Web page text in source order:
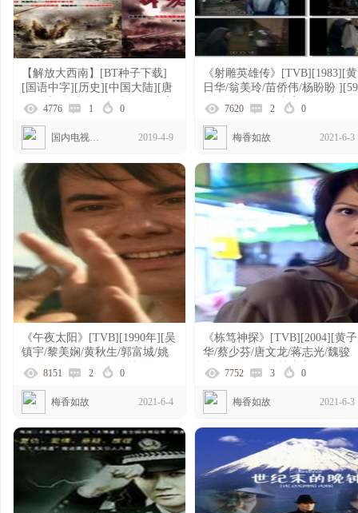
【解放大西南】[BT种子下载]
[国语中字][历史][中国大陆][唐
国强/刘劲/卢奇/王伍福][720P高
清]
4776 1 0
国内电视剧资源 2019-4-9
《射雕英雄传》[TVB][1983][黄
日华/翁美玲/苗侨伟/杨盼盼 ][59
集全][国粤双语中字]
[MKV/1080p}
7620 2 0
梅香如故 2021-6-3
《午夜太阳》[TVB][1990年][吴
镇宇/黎美娴/黄秋生/郭富城/姚
正箐][20集全][国语外挂粤语]
8151 2 0
梅香如故 2021-6-4
《栋笃神探》[TVB][2004][黄子
华/蔡少芬/唐文龙/蒋志光/魏骏
杰][国粤双语外挂中字][GOTV
源码TS]
7752 3 0
梅香如故 2021-6-3